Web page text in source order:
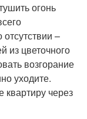
огонь
–
из цветочного
возгорание
уходите.
квартиру через